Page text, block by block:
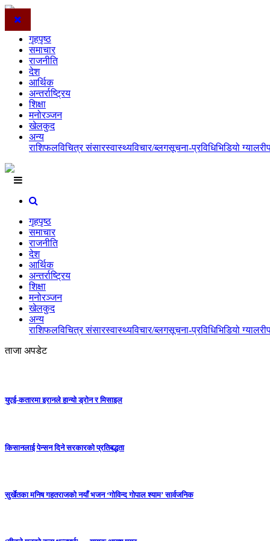
गृहपृष्ठ
समाचार
राजनीति
देश
आर्थिक
अन्तर्राष्ट्रिय
शिक्षा
मनोरञ्जन
खेलकुद
अन्य
राशिफलविचित्र संसारस्वास्थ्यविचार/ब्लगसूचना-प्रविधिभिडियो ग्यालरी
गृहपृष्ठ
समाचार
राजनीति
देश
आर्थिक
अन्तर्राष्ट्रिय
शिक्षा
मनोरञ्जन
खेलकुद
अन्य
राशिफलविचित्र संसारस्वास्थ्यविचार/ब्लगसूचना-प्रविधिभिडियो ग्यालरी
ताजा अपडेट
युएई-कतारमा इरानले हान्यो ड्रोन र मिसाइल
किसानलाई पेन्सन दिने सरकारको प्रतिबद्धता
सुर्खेतका मनिष गहतराजको नयाँ भजन ‘गोविन्द गोपाल श्याम’ सार्वजनिक